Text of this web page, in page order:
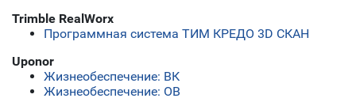
Trimble RealWorx
Программная система ТИМ КРЕДО 3D СКАН
Uponor
Жизнеобеспечение: ВК
Жизнеобеспечение: ОВ